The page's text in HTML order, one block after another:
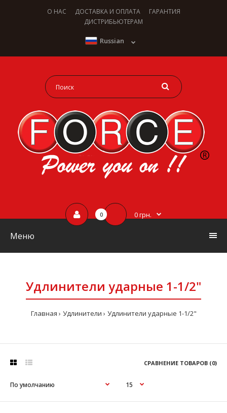
О НАС ДОСТАВКА И ОПЛАТА
ГАРАНТИЯ
ДИСТРИБЬЮТЕРАМ
Russian
0 0 грн.
Меню
Удлинители ударные 1-1/2"
Главная Удлинители Удлинители ударные 1-1/2"
СРАВНЕНИЕ ТОВАРОВ (0)